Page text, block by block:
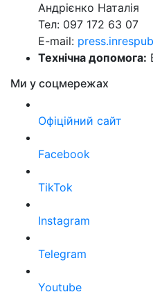
Андрієнко Наталія
Тел: 097 172 63 07
E-mail:
Технічна допомога:
Ми у соцмережах
Офіційний сайт
Facebook
TikTok
Instagram
Telegram
Youtube